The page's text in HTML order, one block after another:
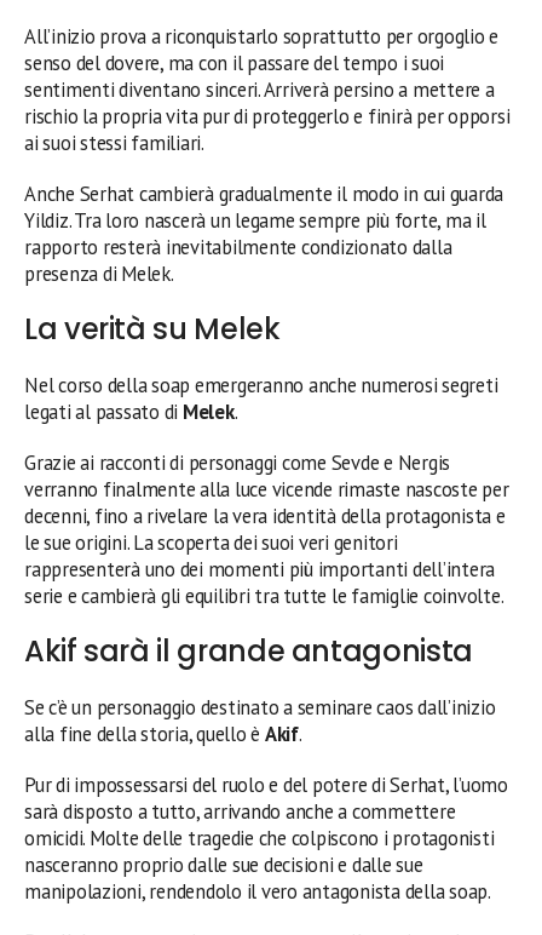
All’inizio prova a riconquistarlo soprattutto per orgoglio e
senso del dovere, ma con il passare del tempo i suoi
sentimenti diventano sinceri. Arriverà persino a mettere a
rischio la propria vita pur di proteggerlo e finirà per opporsi
ai suoi stessi familiari.
Anche Serhat cambierà gradualmente il modo in cui guarda
Yildiz. Tra loro nascerà un legame sempre più forte, ma il
rapporto resterà inevitabilmente condizionato dalla
presenza di Melek.
La verità su Melek
Nel corso della soap emergeranno anche numerosi segreti
legati al passato di Melek.
Grazie ai racconti di personaggi come Sevde e Nergis
verranno finalmente alla luce vicende rimaste nascoste per
decenni, fino a rivelare la vera identità della protagonista e
le sue origini. La scoperta dei suoi veri genitori
rappresenterà uno dei momenti più importanti dell’intera
serie e cambierà gli equilibri tra tutte le famiglie coinvolte.
Akif sarà il grande antagonista
Se c’è un personaggio destinato a seminare caos dall’inizio
alla fine della storia, quello è Akif.
Pur di impossessarsi del ruolo e del potere di Serhat, l’uomo
sarà disposto a tutto, arrivando anche a commettere
omicidi. Molte delle tragedie che colpiscono i protagonisti
nasceranno proprio dalle sue decisioni e dalle sue
manipolazioni, rendendolo il vero antagonista della soap.